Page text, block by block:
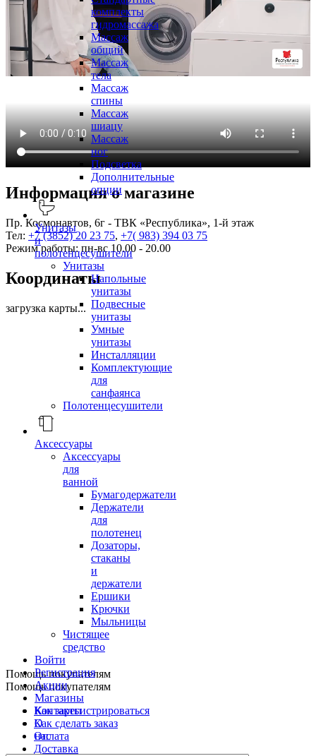
комплекты
гидромассажа
Массаж
общий
Массаж
тела
Массаж
спины
Массаж
шиацу
Массаж
ног
Подсветка
Дополнительные
опции
Унитазы
и
полотенцесушители
Унитазы
Напольные
унитазы
Подвесные
унитазы
Умные
унитазы
Инсталляции
Комплектующие
для
санфаянса
Полотенцесушители
Аксессуары
Аксессуары
для
ванной
Бумагодержатели
Держатели
для
полотенец
Дозаторы,
стаканы
и
держатели
Ершики
Крючки
Мыльницы
Чистящее
средство
Войти
Регистрация
Акции
Магазины
Контакты
О
нас
Информация о магазине
Пр. Космонавтов, 6г - ТВК «Республика», 1-й этаж
Тел: +7 (3852) 20 23 75, +7( 983) 394 03 75
Режим работы: пн-вс 10.00 - 20.00
Координаты
загрузка карты...
Помощь покупателям
Помощь покупателям
Как зарегистрироваться
Как сделать заказ
Оплата
Доставка